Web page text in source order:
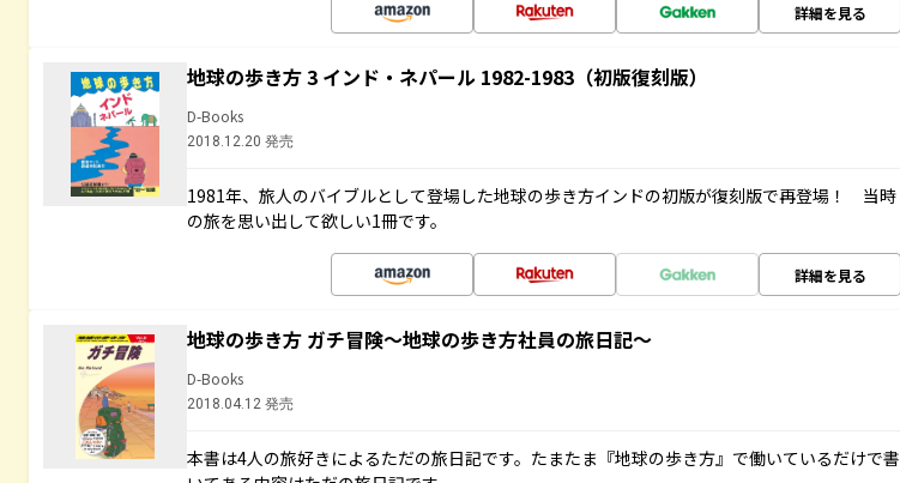
詳細を見る
地球の歩き方 3 インド・ネパール 1982-1983（初版復刻版）
D-Books
2018.12.20 発売
1981年、旅人のバイブルとして登場した地球の歩き方インドの初版が復刻版で再登場！ 当時
の旅を思い出して欲しい1冊です。
詳細を見る
地球の歩き方 ガチ冒険～地球の歩き方社員の旅日記～
D-Books
2018.04.12 発売
本書は4人の旅好きによるただの旅日記です。たまたま『地球の歩き方』で働いているだけで書